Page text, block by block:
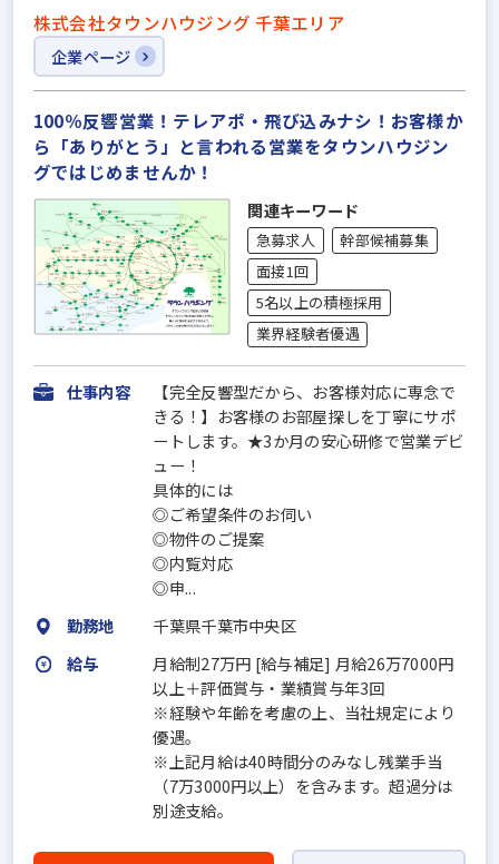
株式会社タウンハウジング 千葉エリア
企業ページ
100％反響営業！テレアポ・飛び込みナシ！お客様か
ら「ありがとう」と言われる営業をタウンハウジン
グではじめませんか！
関連キーワード
急募求人
幹部候補募集
面接1回
5名以上の積極採用
業界経験者優遇
仕事内容
【完全反響型だから、お客様対応に専念で
きる！】お客様のお部屋探しを丁寧にサポ
ートします。★3か月の安心研修で営業デビ
ュー！
具体的には
◎ご希望条件のお伺い
◎物件のご提案
◎内覧対応
◎申...
勤務地
千葉県千葉市中央区
給与
月給制27万円 [給与補足] 月給26万7000円
以上＋評価賞与・業績賞与年3回
※経験や年齢を考慮の上、当社規定により
優遇。
※上記月給は40時間分のみなし残業手当
（7万3000円以上）を含みます。超過分は
別途支給。